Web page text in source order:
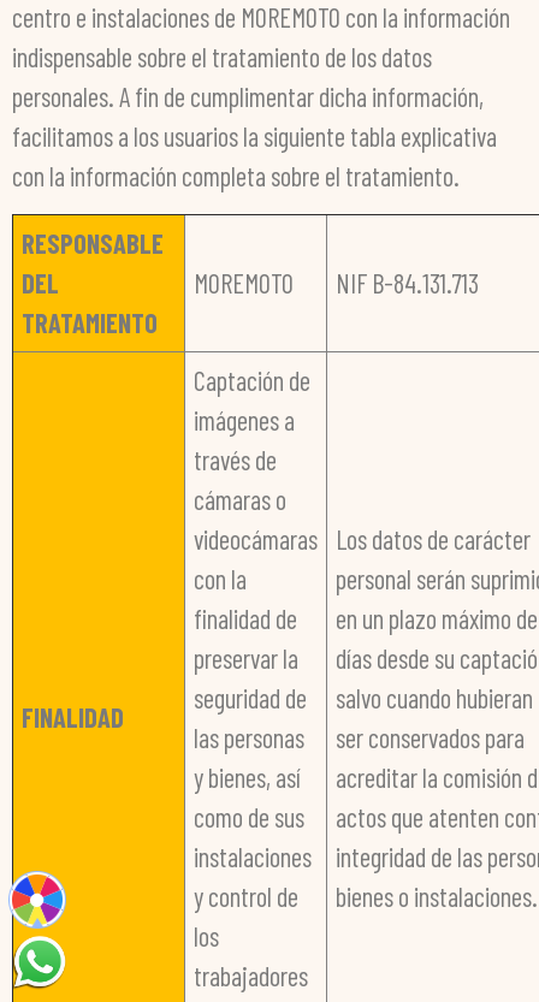
centro e instalaciones de MOREMOTO con la información
indispensable sobre el tratamiento de los datos
personales. A fin de cumplimentar dicha información,
facilitamos a los usuarios la siguiente tabla explicativa
con la información completa sobre el tratamiento.
RESPONSABLE
DEL
TRATAMIENTO
MOREMOTO NIF B-84.131.713
FINALIDAD
Captación de
imágenes a
través de
cámaras o
videocámaras
con la
finalidad de
preservar la
seguridad de
las personas
y bienes, así
como de sus
instalaciones
y control de
los
trabajadores
Los datos de carácter
personal serán
en un plazo máximo
días desde su
salvo cuando hubieran
ser conservados para
acreditar la comisión
actos que atenten
integridad de las
bienes o instalaciones.